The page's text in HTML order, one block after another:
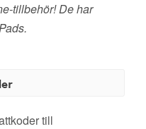
tillbehör! De har
till